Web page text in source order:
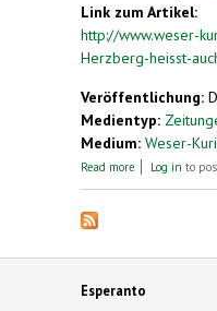
Link zum Artikel:
http://www.weser-
Herzberg-heisst-
Veröffentlichung:
Medientyp:
Medium: Weser-
Read more about
Log in to
Esperanto